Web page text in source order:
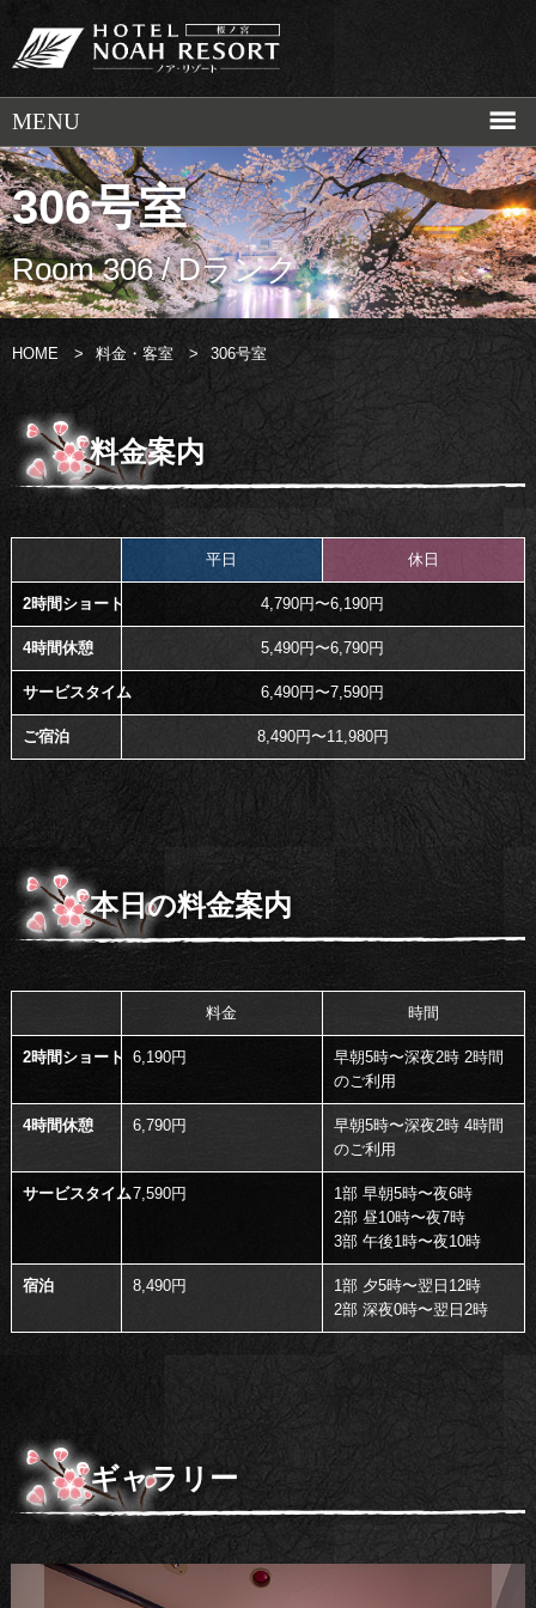
306号室
Room 306 / Dランク
HOME > 料金・客室 > 306号室
料金案内
平日 休日
2時間ショート 4,790円〜6,190円
4時間休憩 5,490円〜6,790円
サービスタイム 6,490円〜7,590円
ご宿泊 8,490円〜11,980円
本日の料金案内
料金 時間
2時間ショート 6,190円
早朝5時〜深夜2時 2時間
のご利用
4時間休憩 6,790円
早朝5時〜深夜2時 4時間
のご利用
サービスタイム7,590円
1部 早朝5時〜夜6時
2部 昼10時〜夜7時
3部 午後1時〜夜10時
宿泊 8,490円
1部 夕5時〜翌日12時
2部 深夜0時〜翌日2時
ギャラリー